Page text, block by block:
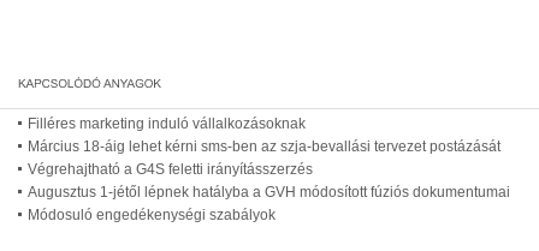
Filléres marketing induló vállalkozásoknak
Március 18-áig lehet kérni sms-ben az szja-bevallási tervezet postázását
Végrehajtható a G4S feletti irányításszerzés
Augusztus 1-jétől lépnek hatályba a GVH módosított fúziós dokumentumai
Módosuló engedékenységi szabályok